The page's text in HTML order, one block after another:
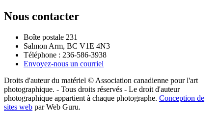
Nous contacter
Boîte postale 231
Salmon Arm, BC V1E 4N3
Téléphone : 236-586-3938
Envoyez-nous un courriel
Droits d'auteur du matériel © Association canadienne pour l'art
photographique. - Tous droits réservés - Le droit d'auteur
photographique appartient à chaque photographe. Conception de
sites web par Web Guru.